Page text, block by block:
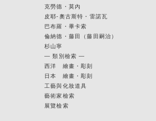
克勞德・莫內
皮耶-奧古斯特・雷諾瓦
巴布羅・畢卡索
倫納德・藤田（藤田嗣治）
杉山寧
— 類別檢索 —
西洋 繪畫・彫刻
日本 繪畫・彫刻
工藝與化妝道具
藝術家檢索
展覽檢索